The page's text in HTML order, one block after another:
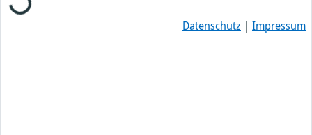
Datenschutz | Impressum